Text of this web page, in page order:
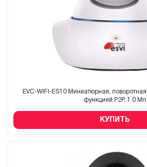
EVC-WIFI-ES10 Миниатюрная,
функцией P2P, 1.0 Мп
КУПИТЬ